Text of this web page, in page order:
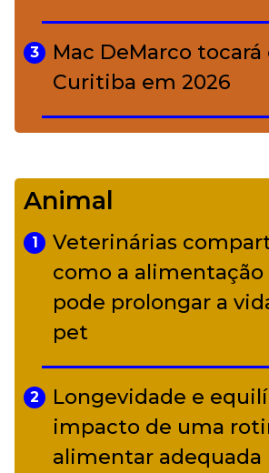
3
Mac DeMarco tocará
Curitiba em 2026
Camerata tem
diverso a partir de R$
Adriana Calcanhotto
alter ego infantil
Curitiba
Animal
1
Veterinárias
como a alimentação
pode prolongar a
pet
2
Longevidade e
impacto de uma
alimentar adequada